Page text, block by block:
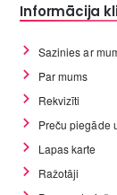
Informācija
Sazinies ar
Par mums
Rekvizīti
Preču piegāde
Lapas karte
Ražotāji